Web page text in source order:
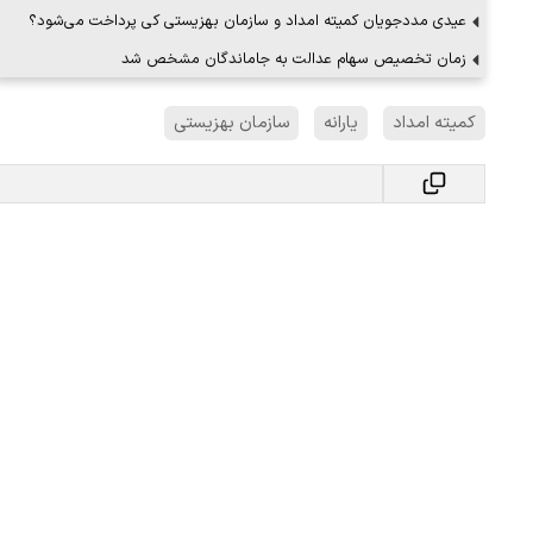
عیدی مددجویان کمیته امداد و سازمان بهزیستی کی پرداخت می‌شود؟
زمان تخصیص سهام عدالت به جاماندگان مشخص شد
کمیته امداد یارانه سازمان بهزیستی